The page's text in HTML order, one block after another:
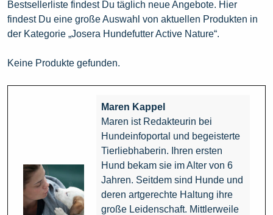
Bestsellerliste findest Du täglich neue Angebote. Hier
findest Du eine große Auswahl von aktuellen Produkten in
der Kategorie „Josera Hundefutter Active Nature“.
Keine Produkte gefunden.
Maren Kappel
Maren ist Redakteurin bei
Hundeinfoportal und begeisterte
Tierliebhaberin. Ihren ersten
Hund bekam sie im Alter von 6
Jahren. Seitdem sind Hunde und
deren artgerechte Haltung ihre
große Leidenschaft. Mittlerweile